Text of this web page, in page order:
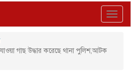
যাওয়া গাছ উদ্ধার করেছে থানা পুলিশ,আটক